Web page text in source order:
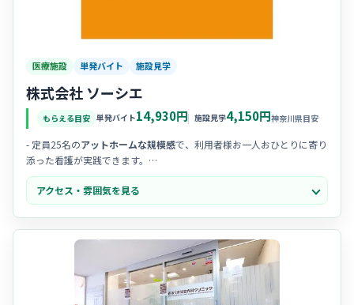
医療施設 単発バイト 施設見学
株式会社 ソーシエ
もらえる目安 単発バイト14,930円 施設見学4,150円神奈川県目安
- 定員25名のアットホームな規模感で、利用者様お一人おひとりに寄り
添った看護が実践できます。
- スタッフ間のコミュニケーションが活発で、明るく前向きな雰囲気の
中で働くことができます。
-「第二の我が家」をコンセプトにした温かい空間で、笑顔が絶えない
アクセス・雰囲気を見る